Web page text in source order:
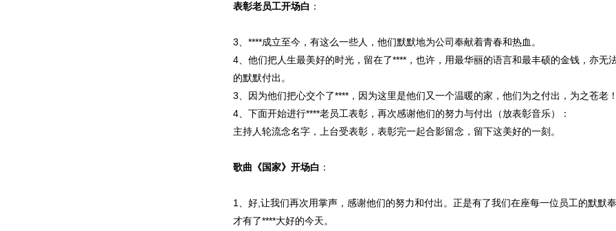
表彰老员工开场白 ：
3、****成立至今，有这么一些人，他们默默地为公司奉献着青春和热血。
4、他们把人生最美好的时光，留在了****，也许，用最华丽的语言和最丰硕的金钱，亦无
的默默付出。
3、因为他们把心交个了****，因为这里是他们又一个温暖的家，他们为之付出，为之苍老！
4、下面开始进行****老员工表彰，再次感谢他们的努力与付出（放表彰音乐）：
主持人轮流念名字，上台受表彰，表彰完一起合影留念，留下这美好的一刻。
歌曲《国家》开场白 ：
1、好,让我们再次用掌声，感谢他们的努力和付出。正是有了我们在座每一位员工的默默奉
才有了****大好的今天。